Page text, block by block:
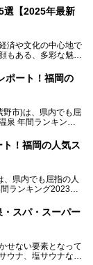
泉にある日帰り入
。今回は筆者自ら日
ビューします！
選【2025年最新
済や文化の中心地で
もある、多彩な魅力
彩。玄界灘を眺めら
ら、繁華街近くのレ
ポート！福岡の
野市)は、県内でも屈
泉 年間ランキング2
ある筆者が現地訪
れらの全貌を徹底紹
ト！福岡の人気ス
、県内でも屈指の人
ランキング2023」
ある筆者が現地体
他施設まで、多彩な
スパ・スーパー
せない要素となって
ウナ、塩サウナな